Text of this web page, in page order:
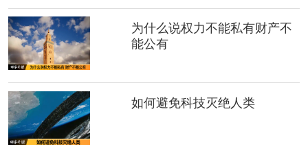
为什么说权力不能私有财产不
能公有
如何避免科技灭绝人类